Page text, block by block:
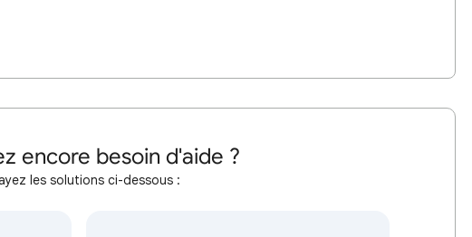
encore besoin d'aide ?
les solutions ci-dessous :